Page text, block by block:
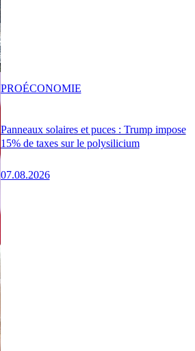
Panneaux solaires et puces : Trump impose
15% de taxes sur le polysilicium
07.08.2026
PROÉCONOMIE